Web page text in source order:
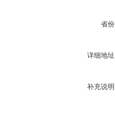
省份
详细地址
补充说明